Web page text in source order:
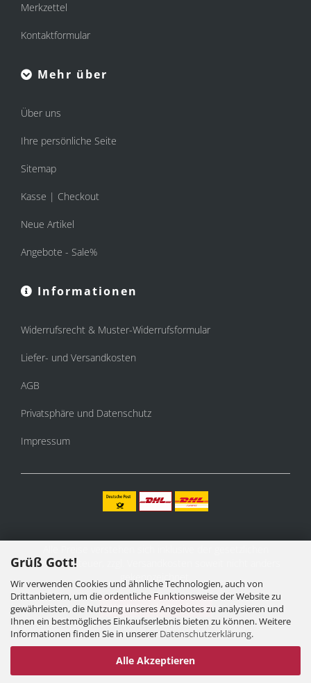
Grüß Gott!
Wir verwenden Cookies und ähnliche Technologien, auch von
Drittanbietern, um die ordentliche Funktionsweise der Website zu
gewährleisten, die Nutzung unseres Angebotes zu analysieren und
Ihnen ein bestmögliches Einkaufserlebnis bieten zu können. Weitere
Informationen finden Sie in unserer Datenschutzerklärung.
Alle Akzeptieren
Merkzettel
Kontaktformular
Mehr über
Über uns
Ihre persönliche Seite
Sitemap
Kasse | Checkout
Neue Artikel
Angebote - Sale%
Informationen
Widerrufsrecht & Muster-Widerrufsformular
Liefer- und Versandkosten
AGB
Privatsphäre und Datenschutz
Impressum
Mehrwertsteuer, zzgl.
gekennzeichnet.
Vertrag widerrufen